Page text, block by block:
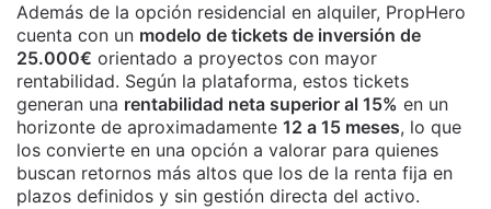
Además de la opción residencial en alquiler, PropHero
cuenta con un modelo de tickets de inversión de
25.000€ orientado a proyectos con mayor
rentabilidad. Según la plataforma, estos tickets
generan una rentabilidad neta superior al 15% en un
horizonte de aproximadamente 12 a 15 meses, lo que
los convierte en una opción a valorar para quienes
buscan retornos más altos que los de la renta fija en
plazos definidos y sin gestión directa del activo.